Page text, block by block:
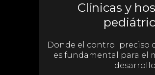
Clínicas y
Donde el control preciso
es fundamental para el